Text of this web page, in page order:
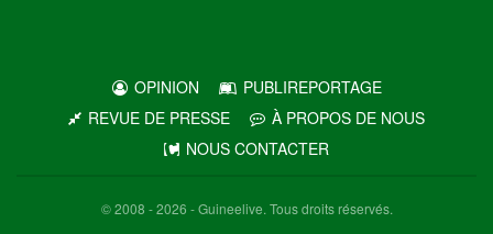
OPINION
PUBLIREPORTAGE
REVUE DE PRESSE
À PROPOS DE NOUS
NOUS CONTACTER
© 2008 - 2026 - Guineelive. Tous droits réservés.